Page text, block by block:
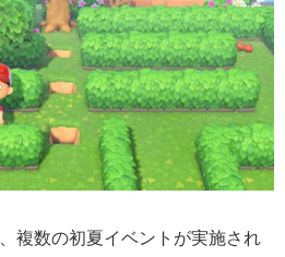
複数の初夏イベントが実施され